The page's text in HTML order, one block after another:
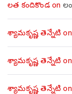
లత కందికొండon
శ్యామకృష్ణ తెన్నేటి on
శ్యామకృష్ణ తెన్నేటి on
శ్యామకృష్ణ తెన్నేటి on